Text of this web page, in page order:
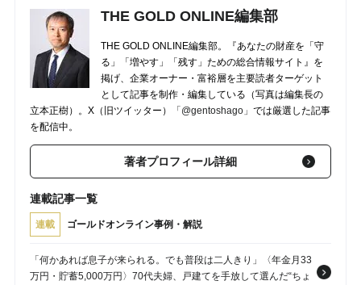
THE GOLD ONLINE編集部
THE GOLD ONLINE編集部。『あなたの財産を「守
る」「増やす」「残す」ための総合情報サイト』を
掲げ、企業オーナー・富裕層を主要読者ターゲット
として記事を制作・編集している（写真は編集長の
立本正樹）。X（旧ツイッター）
「@gentoshago」 では厳選した記事
を配信中。
著者プロフィール詳細
連載記事一覧
連載 ゴールドオンライン事例・解説
「何かあれば息子が来られる。でも普段は二人きり」〈年金月33
万円・貯蓄5,000万円〉70代夫婦、戸建てを手放して選んだ“ちょ